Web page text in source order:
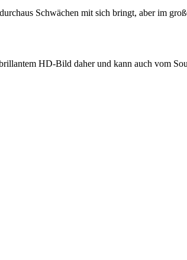
Schwächen mit sich bringt, aber im
HD-Bild daher und kann auch vom